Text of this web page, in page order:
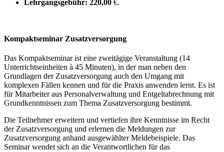
Lehrgangsgebühr: 220,00 €.
Kompaktseminar Zusatzversorgung
Das Kompaktseminar ist eine zweitägige Veranstaltung (14
Unterrichtseinheiten à 45 Minuten), in der man neben den
Grundlagen der Zusatzversorgung auch den Umgang mit
komplexen Fällen kennen und für die Praxis anwenden lernt. Es ist
für Mitarbeiter aus Personalverwaltung und Entgeltabrechnung mit
Grundkenntnissen zum Thema Zusatzversorgung bestimmt.
Die Teilnehmer erweitern und vertiefen ihre Kenntnisse im Recht
der Zusatzversorgung und erlernen die Meldungen zur
Zusatzversorgung anhand ausgewählter Meldebeispiele. Das
Seminar wendet sich an die Verantwortlichen für das